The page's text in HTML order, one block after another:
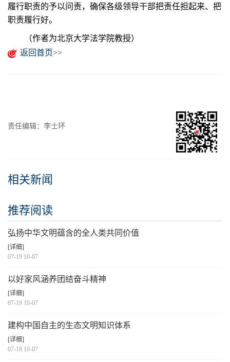
履行职责的予以问责，确保各级领导干部把责任担起来、把
职责履行好。
（作者为北京大学法学院教授）
返回首页>>
责任编辑：李士环
相关新闻
推荐阅读
弘扬中华文明蕴含的全人类共同价值
[详细]
07-19 10-07
以好家风涵养团结奋斗精神
[详细]
07-19 10-07
建构中国自主的生态文明知识体系
[详细]
07-18 10-07